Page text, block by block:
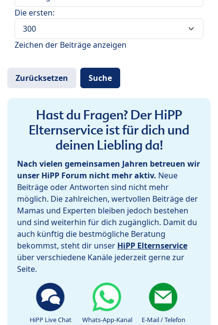
Die ersten:
Zeichen der Beiträge anzeigen
Hast du Fragen? Der HiPP
Elternservice ist für dich und
deinen Liebling da!
Nach vielen gemeinsamen Jahren betreuen wir
unser HiPP Forum nicht mehr aktiv. Neue
Beiträge oder Antworten sind nicht mehr
möglich. Die zahlreichen, wertvollen Beiträge der
Mamas und Experten bleiben jedoch bestehen
und sind weiterhin für dich zugänglich. Damit du
auch künftig die bestmögliche Beratung
bekommst, steht dir unser HiPP Elternservice
über verschiedene Kanäle jederzeit gerne zur
Seite.
HiPP Live Chat Whats-App-Kanal E-Mail / Telefon